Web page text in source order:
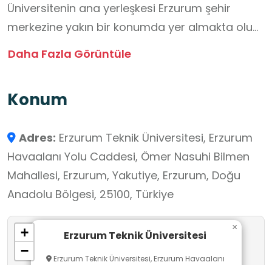
Üniversitenin ana yerleşkesi Erzurum şehir
merkezine yakın bir konumda yer almakta olup
modern eğitim binaları, laboratuvar ve sosyal
İktisadi ve İdari Bilimler Fakültesi gibi çeşitli
Daha Fazla Görüntüle
Konum
Adres: Erzurum Teknik Üniversitesi, Erzurum
Havaalanı Yolu Caddesi, Ömer Nasuhi Bilmen
Mahallesi, Erzurum, Yakutiye, Erzurum, Doğu
Anadolu Bölgesi, 25100, Türkiye
Erzurum Teknik Üniversitesi
Erzurum Teknik Üniversitesi, Erzurum Havaalanı
×
+
−